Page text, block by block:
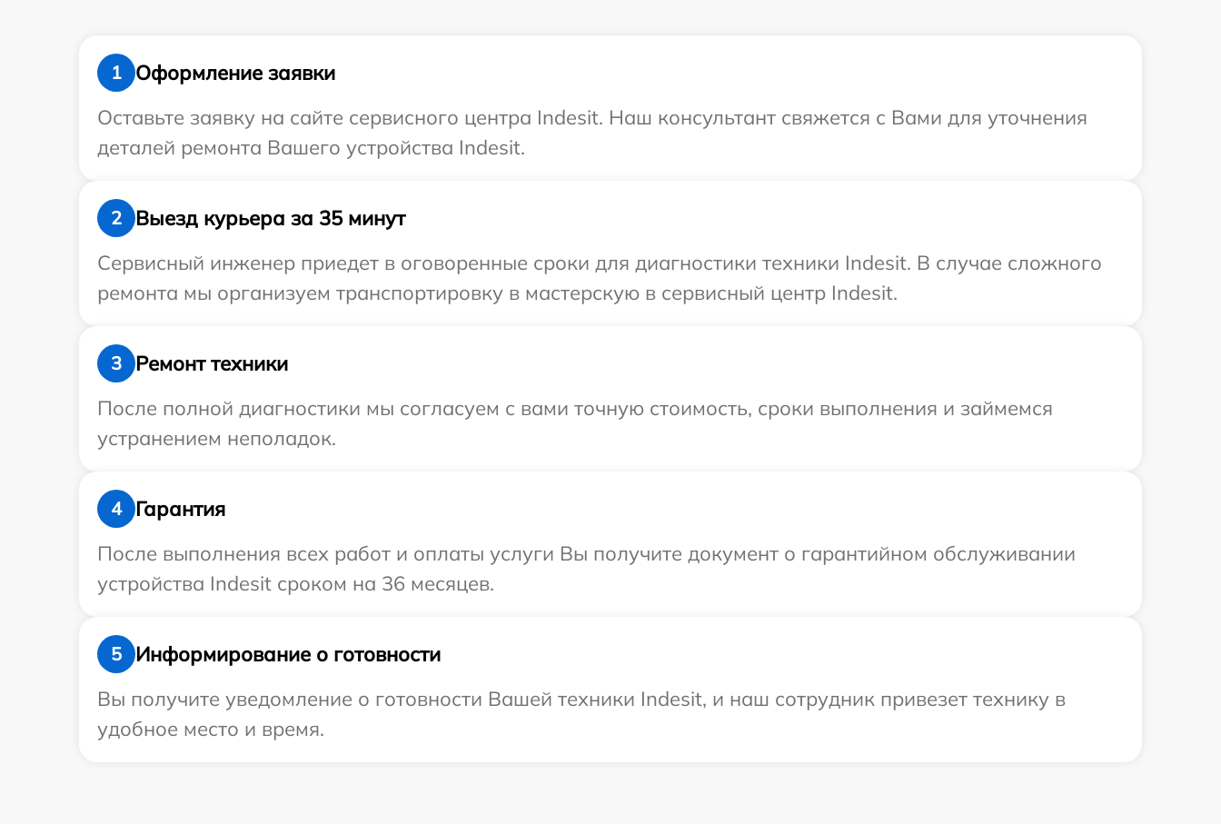
1
Оформление заявки
Оставьте заявку на сайте сервисного центра Indesit. Наш консультант свяжется с Вами для уточнения
деталей ремонта Вашего устройства Indesit.
2
Выезд курьера за 35 минут
Сервисный инженер приедет в оговоренные сроки для диагностики техники Indesit. В случае сложного
ремонта мы организуем транспортировку в мастерскую в сервисный центр Indesit.
3
Ремонт техники
После полной диагностики мы согласуем с вами точную стоимость, сроки выполнения и займемся
устранением неполадок.
4
Гарантия
После выполнения всех работ и оплаты услуги Вы получите документ о гарантийном обслуживании
устройства Indesit сроком на 36 месяцев.
5
Информирование о готовности
Вы получите уведомление о готовности Вашей техники Indesit, и наш сотрудник привезет технику в
удобное место и время.